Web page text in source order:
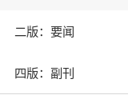
二版：要闻
四版：副刊